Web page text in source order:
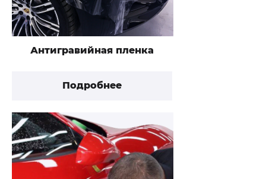
Антигравийная пленка
Подробнее